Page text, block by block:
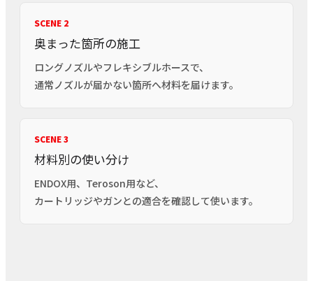
SCENE 2
奥まった箇所の施工
ロングノズルやフレキシブルホースで、
通常ノズルが届かない箇所へ材料を届けます。
SCENE 3
材料別の使い分け
ENDOX用、Teroson用など、
カートリッジやガンとの適合を確認して使います。